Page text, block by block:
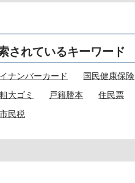
されているキーワード
ナンバーカード
国民健康保険
粗大ゴミ 戸籍謄本 住民票
市民税